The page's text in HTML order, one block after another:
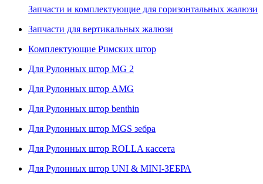
Запчасти и комплектующие для горизонтальных жалюзи
Запчасти для вертикальных жалюзи
Комплектующие Римских штор
Для Рулонных штор MG 2
Для Рулонных штор AMG
Для Рулонных штор benthin
Для Рулонных штор MGS зебра
Для Рулонных штор ROLLA кассета
Для Рулонных штор UNI & MINI-ЗЕБРА